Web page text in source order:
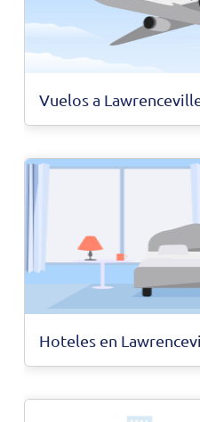
Vuelos a
Hoteles en